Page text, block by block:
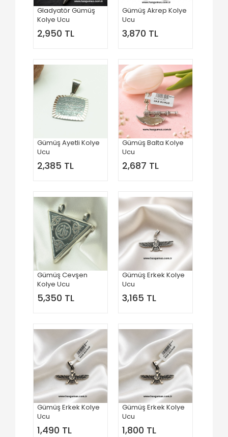
Gladyatör Gümüş
Kolye Ucu
2,950 TL
Gümüş Akrep Kolye
Ucu
3,870 TL
Gümüş Ayetli Kolye
Ucu
2,385 TL
Gümüş Balta Kolye
Ucu
2,687 TL
Gümüş Cevşen
Kolye Ucu
5,350 TL
Gümüş Erkek Kolye
Ucu
3,165 TL
Gümüş Erkek Kolye
Ucu
1,490 TL
Gümüş Erkek Kolye
Ucu
1,800 TL